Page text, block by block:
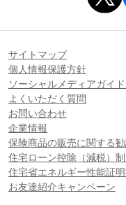
サイトマップ
個人情報保護方針
ソーシャルメディアガイ
よくいただく質問
お問い合わせ
企業情報
保険商品の販売に関する
住宅ローン控除（減税）
住宅省エネルギー性能証
お友達紹介キャンペーン